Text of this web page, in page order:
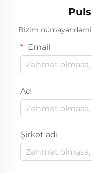
Bizim
Email
Ad
Şirkət adı